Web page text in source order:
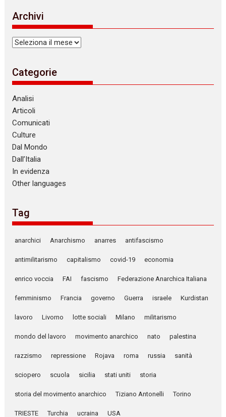
c
e
Archivi
Archivi
Categorie
Analisi
Articoli
Comunicati
Culture
Dal Mondo
Dall’Italia
In evidenza
Other languages
Tag
anarchici Anarchismo anarres antifascismo
antimilitarismo capitalismo covid-19 economia
enrico voccia FAI fascismo Federazione Anarchica Italiana
femminismo Francia governo Guerra israele Kurdistan
lavoro Livorno lotte sociali Milano militarismo
mondo del lavoro movimento anarchico nato palestina
razzismo repressione Rojava roma russia sanità
sciopero scuola sicilia stati uniti storia
storia del movimento anarchico Tiziano Antonelli Torino
TRIESTE Turchia ucraina USA